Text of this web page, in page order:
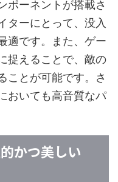
ポーネントが搭載さ
ターにとって、没入
適です。また、ゲー
捉えることで、敵の
ことが可能です。さ
おいても高音質なパ
かつ美しい